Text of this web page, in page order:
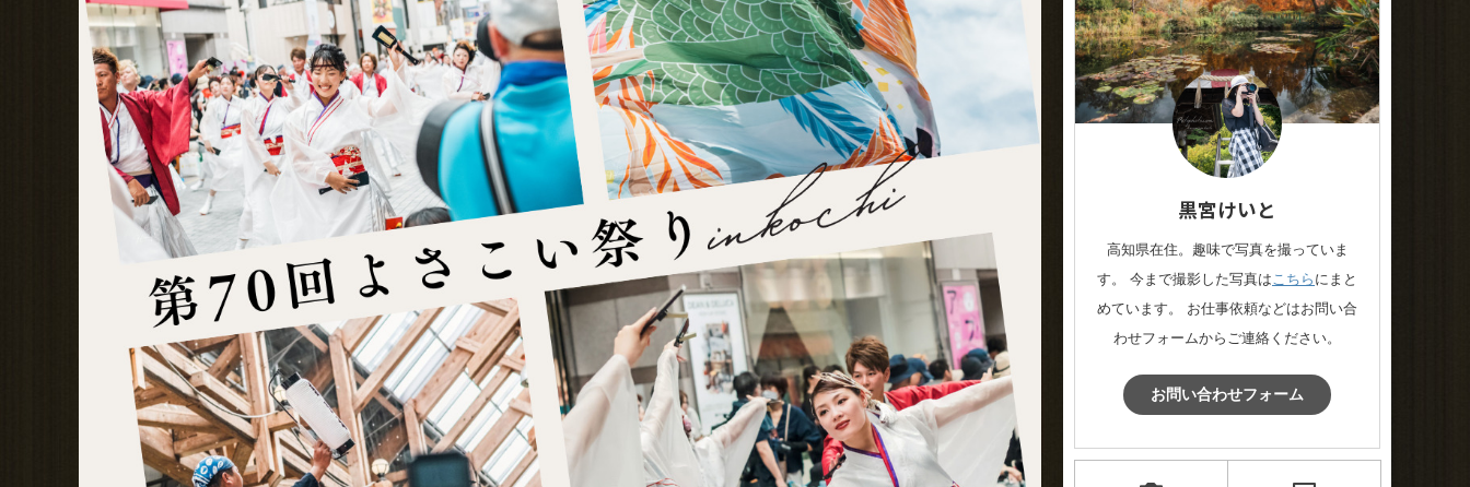
黒宮けいと
高知県在住。趣味で写真を撮っていま
す。 今まで撮影した写真はこちら にまと
めています。 お仕事依頼などはお問い合
わせフォームからご連絡ください。
お問い合わせフォーム